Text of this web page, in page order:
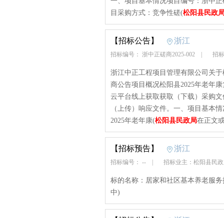
目采购方式：竞争性磋(松阳县民政
【招标公告】 浙江
招标编号： 浙中正磋商2025-002 招
浙江中正工程项目管理有限公司关
商公告项目概况松阳县2025年老年
云平台线上获取获取（下载）采购
（上传）响应文件。一、项目基本
2025年老年康(松阳县民政局在正文
【招标预告】 浙江
招标编号： -- 招标业主：松阳县民
标的名称：居家和社区基本养老服
中)